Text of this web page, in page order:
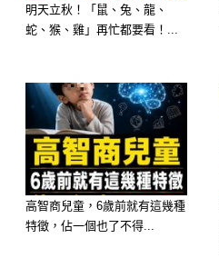
受到的委屈，心中依
傷得也最深。
延伸閱讀
明天立秋！「鼠、兔、龍、
蛇、猴、雞」再忙都要看！...
高智商兒童，6歲前就有這幾種
特徵，佔一個也了不得...